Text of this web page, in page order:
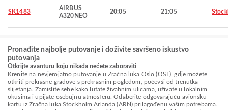
SK1483
AIRBUS
A320NEO
20:05 21:05
Pronađite najbolje putovanje i doživite savršeno iskustvo
putovanja
Otkrijte avanturu koju nikada nećete zaboraviti
Krenite na nevjerojatno putovanje u Zračna luka Oslo (OSL), gdje možete
otkriti prekrasne gradove s prekrasnim pogledom, počevši od trenutka
slijetanja. Zamislite sebe kako lutate živahnim ulicama, uživate u lokalnim
okusima i upijate osebujnu atmosferu. Odaberite odgovarajuću avionsku
kartu iz Zračna luka Stockholm Arlanda (ARN) prilagođenu vašim potrebama.